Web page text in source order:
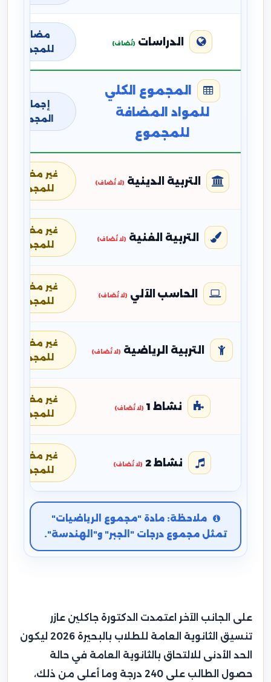
الدراسات (تُضاف)
مضافة
للمجموع
المجموع الكلي
للمواد المضافة
للمجموع
إجمالي
المجموع
التربية الدينية (لا تُضاف)
غير مضافة
للمجموع
التربية الفنية (لا تُضاف)
غير مضافة
للمجموع
الحاسب الآلي (لا تُضاف)
غير مضافة
للمجموع
التربية الرياضية (لا تُضاف)
غير مضافة
للمجموع
نشاط 1 (لا تُضاف)
غير مضافة
للمجموع
نشاط 2 (لا تُضاف)
غير مضافة
للمجموع
ملاحظة: مادة "مجموع الرياضيات"
تمثل مجموع درجات "الجبر" و"الهندسة".
على الجانب الآخر اعتمدت الدكتورة جاكلين عازر
تنسيق الثانوية العامة للطلاب بالبحيرة 2026 ليكون
الحد الأدنى للالتحاق بالثانوية العامة في حالة
حصول الطالب على 240 درجة وما أعلى من ذلك،